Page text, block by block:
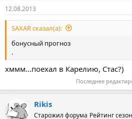
12.08.2013
SAXAR сказал(а):
бонусный прогноз
.
хммм...поехал в Карелию, Стас?)
Последнее
Rikis
Старожил форума Рейтинг